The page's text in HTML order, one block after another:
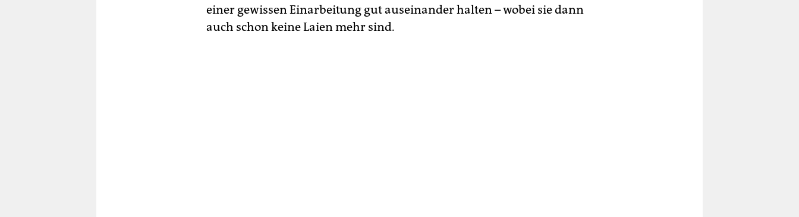
einer gewissen Einarbeitung gut auseinander halten – wobei sie dann
auch schon keine Laien mehr sind.